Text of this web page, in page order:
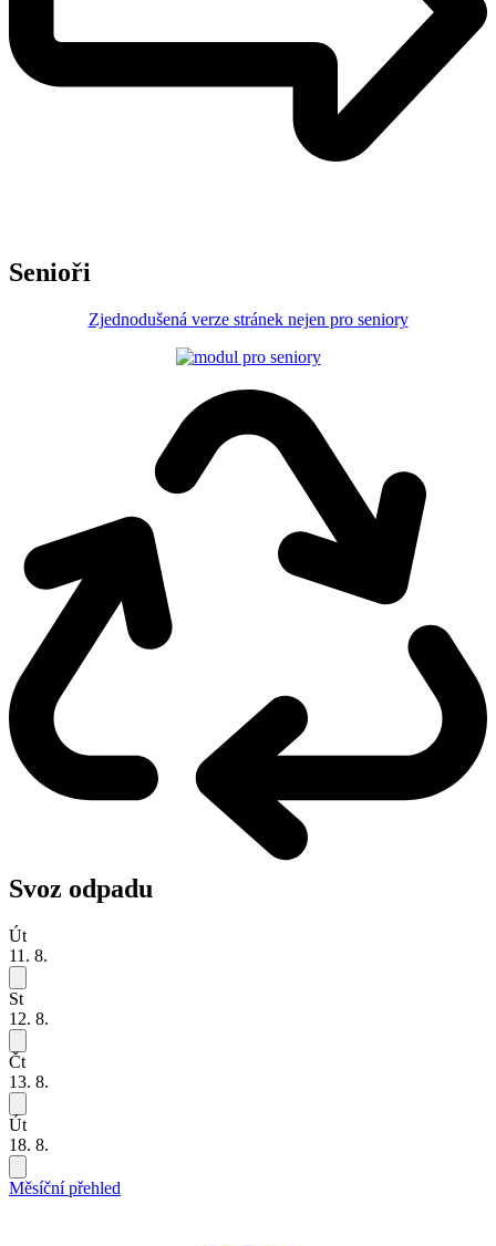
Senioři
Zjednodušená verze stránek nejen pro seniory
Svoz odpadu
Út
11. 8.
St
12. 8.
Čt
13. 8.
Út
18. 8.
Měsíční přehled